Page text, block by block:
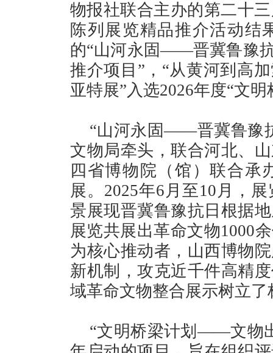
物报社联合主办的第二十
陈列展览精品推介活动结
的“山河永固——晋冀鲁豫
推介项目”，“从黄河到高
亚特展”入选2026年度“文
“山河永固——晋冀鲁豫
文物局牵头，联合河北、
四省博物院（馆）联合承
展。2025年6月至10月，
景展现晋冀鲁豫抗日根据
展览共展出革命文物1000
为核心推动者，山西博物
新机制，攻克近千件高精
域革命文物整合展示树立了
“文明桥梁计划——文物